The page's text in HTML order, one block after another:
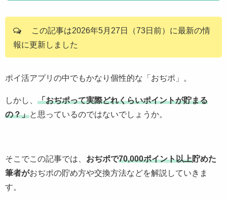
この記事は2026年5月27日（73日前）に最新の情
報に更新しました
ポイ活アプリの中でもかなり個性的な「おぢポ」。
しかし、 「おぢポって実際どれくらいポイントが貯まる
の？」と思っているのではないでしょうか。
そこでこの記事では、 おぢポで70,000ポイント以上貯めた
筆者がおぢポの貯め方や交換方法などを解説していきま
す。